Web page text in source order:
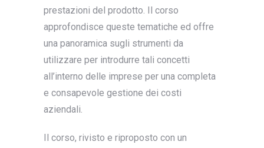
prestazioni del prodotto. Il corso
approfondisce queste tematiche ed offre
una panoramica sugli strumenti da
utilizzare per introdurre tali concetti
all’interno delle imprese per una completa
e consapevole gestione dei costi
aziendali.
Il corso, rivisto e riproposto con un